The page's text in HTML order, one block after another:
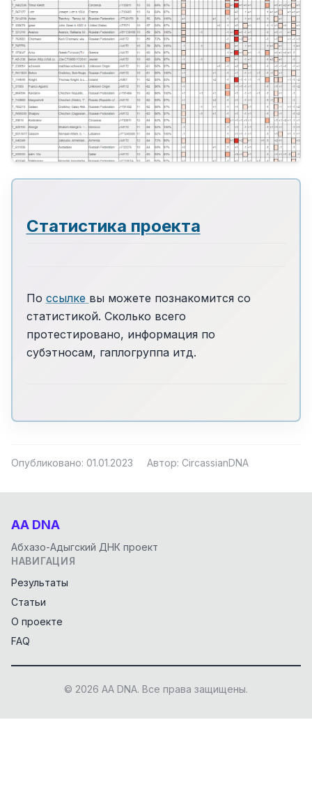
Статистика проекта
По ссылке вы можете познакомится со
статистикой. Сколько всего
протестировано, информация по
субэтносам, гаплогруппа итд.
Опубликовано: 01.01.2023 Автор: CircassianDNA
AA DNA
Абхазо-Адыгский ДНК проект
НАВИГАЦИЯ
Результаты
Статьи
О проекте
FAQ
© 2026 AA DNA. Все права защищены.